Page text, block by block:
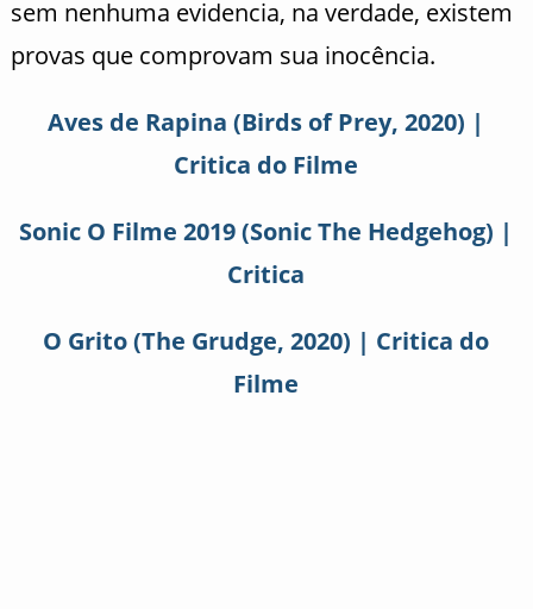
sem nenhuma evidencia, na verdade, existem
provas que comprovam sua inocência.
Aves de Rapina (Birds of Prey, 2020) |
Critica do Filme
Sonic O Filme 2019 (Sonic The Hedgehog) |
Critica
O Grito (The Grudge, 2020) | Critica do
Filme